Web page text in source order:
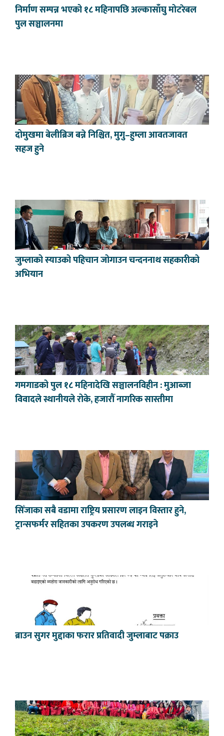
निर्माण सम्पन्न भएको १८ महिनापछि अल्कासाँघु मोटरेबल
पुल सञ्चालनमा
दोमुखमा बेलीब्रिज बन्ने निश्चित, मुगु–हुम्ला आवतजावत
सहज हुने
जुम्लाको स्याउको पहिचान जोगाउन चन्दननाथ सहकारीको
अभियान
गमगाडको पुल १८ महिनादेखि सञ्चालनविहीन : मुआब्जा
विवादले स्थानीयले रोके, हजारौँ नागरिक सास्तीमा
सिँजाका सबै वडामा राष्ट्रिय प्रसारण लाइन विस्तार हुने,
ट्रान्सफर्मर सहितका उपकरण उपलब्ध गराइने
ब्राउन सुगर मुद्दाका फरार प्रतिवादी जुम्लाबाट पक्राउ